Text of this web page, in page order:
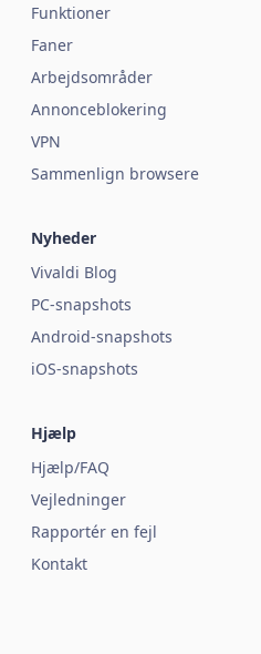
Funktioner
Faner
Arbejdsområder
Annonceblokering
VPN
Sammenlign browsere
Nyheder
Vivaldi Blog
PC-snapshots
Android-snapshots
iOS-snapshots
Hjælp
Hjælp/FAQ
Vejledninger
Rapportér en fejl
Kontakt